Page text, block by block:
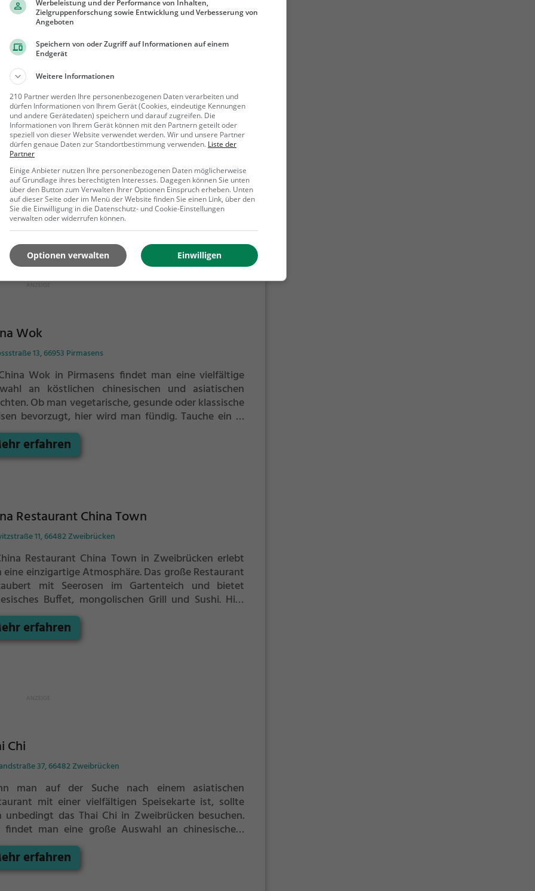
an köstlichen Gerichten. Das Ambiente lädt zum
ein und das freundliche Personal sorgt für
angenehmen Aufenthalt. Egal ob alleine, zu zweit
in größerer Runde, im Kaiserpalast kommt jeder auf
kulinarischen Kosten.
Mehr erfahren
Palast
59, 66953 Pirmasens
Asia Palast in Pirmasens kann man sich auf eine
Reise durch die asiatische Küche begeben.
chinesisch, asiatisch oder vegetarisch, hier findet man
vielfältige Auswahl an gesunden und
Gerichten. Die Atmosphäre des
lädt zum Verweilen ein und das Ambiente
einen Hauch von fernöstlicher Eleganz. Neben
breiten Auswahl an Getränken kann man hier die
Aromen der fernöstlichen Küche genießen
sich von der Vielfalt der Speisen inspirieren lassen.
ob man alleine, mit der Familie oder Freunden
Mehr erfahren
Wok
13, 66953 Pirmasens
Wok in Pirmasens findet man eine vielfältige
an köstlichen chinesischen und asiatischen
Ob man vegetarische, gesunde oder klassische
bevorzugt, hier wird man fündig. Tauche ein in
Atmosphäre, spüre das exotische
und lasse sich von der umfangreichen
überraschen. Ein Besuch im China Wok
erfahren
Restaurant China Town
11, 66482 Zweibrücken
Restaurant China Town in Zweibrücken erlebt
eine einzigartige Atmosphäre. Das große Restaurant
mit Seerosen im Gartenteich und bietet
Buffet, mongolischen Grill und Sushi. Hier
man chinesische, asiatische und vegetarische
sowie gesunde und halal-Speisen genießen.
gibt es eine vielfältige Auswahl an Cocktails. Tauche
erfahren
Chi
37, 66482 Zweibrücken
man auf der Suche nach einem asiatischen
mit einer vielfältigen Speisekarte ist, sollte
unbedingt das Thai Chi in Zweibrücken besuchen.
findet man eine große Auswahl an chinesischen,
und asiatischen Gerichten, darunter auch
vegane und gesunde Optionen. Die
bietet eine breite Palette an köstlichen Currys
erfahren
Werbeleistung und der Performance von Inhalten,
Zielgruppenforschung sowie Entwicklung und Verbesserung von
Angeboten
Speichern von oder Zugriff auf Informationen auf einem
Endgerät
Weitere Informationen
210 Partner werden Ihre personenbezogenen Daten verarbeiten und
dürfen Informationen von Ihrem Gerät (Cookies, eindeutige Kennungen
und andere Gerätedaten) speichern und darauf zugreifen. Die
Informationen von Ihrem Gerät können mit den Partnern geteilt oder
speziell von dieser Website verwendet werden. Wir und unsere Partner
dürfen genaue Daten zur Standortbestimmung verwenden. Liste der
Partner
Einige Anbieter nutzen Ihre personenbezogenen Daten möglicherweise
auf Grundlage ihres berechtigten Interesses. Dagegen können Sie unten
über den Button zum Verwalten Ihrer Optionen Einspruch erheben. Unten
auf dieser Seite oder im Menü der Website finden Sie einen Link, über den
Sie die Einwilligung in die Datenschutz- und Cookie-Einstellungen
verwalten oder widerrufen können.
Einwilligen
Optionen verwalten